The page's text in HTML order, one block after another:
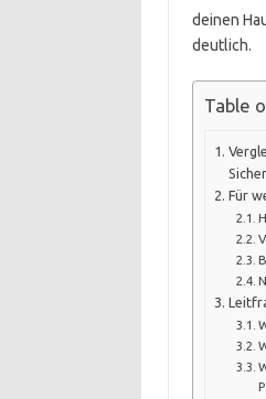
deinen
deutlich.
Table
Für